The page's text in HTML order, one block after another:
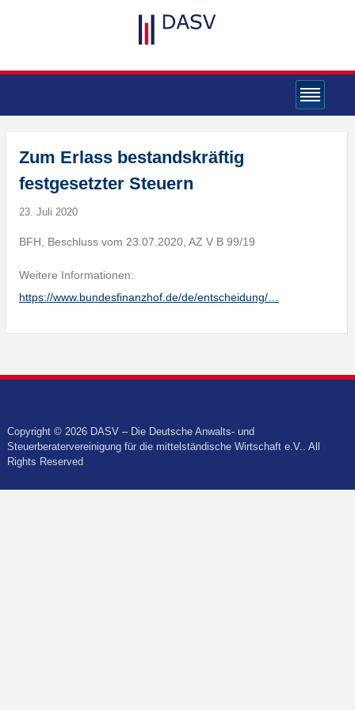
Zum Erlass bestandskräftig
festgesetzter Steuern
23. Juli 2020
BFH, Beschluss vom 23.07.2020, AZ V B 99/19
Weitere Informationen:
https://www.bundesfinanzhof.de/de/entscheidung/…
Copyright © 2026 DASV – Die Deutsche Anwalts- und
Steuerberatervereinigung für die mittelständische Wirtschaft e.V.. All
Rights Reserved